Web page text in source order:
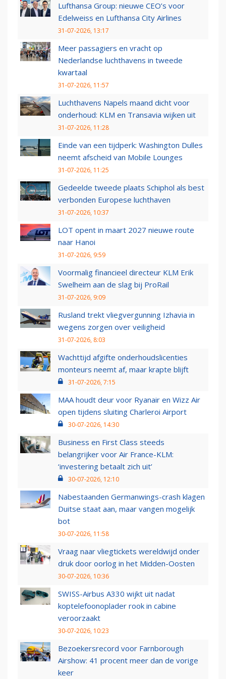
Lufthansa Group: nieuwe CEO’s voor
Edelweiss en Lufthansa City Airlines
31-07-2026, 13:17
Meer passagiers en vracht op
Nederlandse luchthavens in tweede
kwartaal
31-07-2026, 11:57
Luchthavens Napels maand dicht voor
onderhoud: KLM en Transavia wijken uit
31-07-2026, 11:28
Einde van een tijdperk: Washington Dulles
neemt afscheid van Mobile Lounges
31-07-2026, 11:25
Gedeelde tweede plaats Schiphol als best
verbonden Europese luchthaven
31-07-2026, 10:37
LOT opent in maart 2027 nieuwe route
naar Hanoi
31-07-2026, 9:59
Voormalig financieel directeur KLM Erik
Swelheim aan de slag bij ProRail
31-07-2026, 9:09
Rusland trekt vliegvergunning Izhavia in
wegens zorgen over veiligheid
31-07-2026, 8:03
Wachttijd afgifte onderhoudslicenties
monteurs neemt af, maar krapte blijft
31-07-2026, 7:15
MAA houdt deur voor Ryanair en Wizz Air
open tijdens sluiting Charleroi Airport
30-07-2026, 14:30
Business en First Class steeds
belangrijker voor Air France-KLM:
‘investering betaalt zich uit’
30-07-2026, 12:10
Nabestaanden Germanwings-crash klagen
Duitse staat aan, maar vangen mogelijk
bot
30-07-2026, 11:58
Vraag naar vliegtickets wereldwijd onder
druk door oorlog in het Midden-Oosten
30-07-2026, 10:36
SWISS-Airbus A330 wijkt uit nadat
koptelefoonoplader rook in cabine
veroorzaakt
30-07-2026, 10:23
Bezoekersrecord voor Farnborough
Airshow: 41 procent meer dan de vorige
keer